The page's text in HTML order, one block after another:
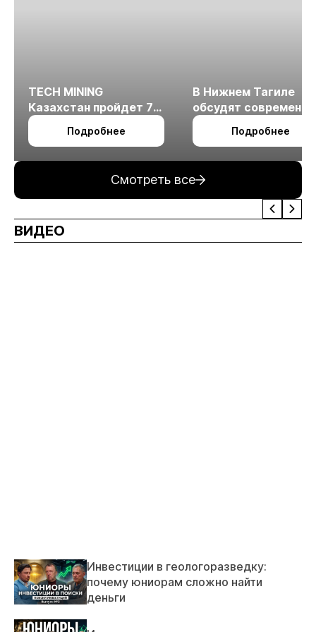
TECH MINING
Казахстан пройдет 7
октября в Алматы
Подробнее
В Нижнем Тагиле
обсудят
технологии
измельчения
Подробнее
Смотреть все
ВИДЕО
Инвестиции в геологоразведку:
почему юниорам сложно найти
деньги